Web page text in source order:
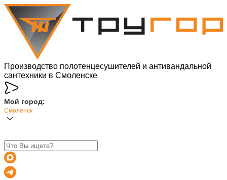
Производство полотенцесушителей и антивандальной
сантехники в Смоленске
Мой город:
Смоленск